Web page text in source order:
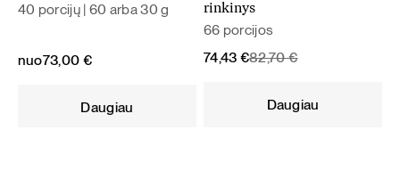
40 porcijų | 60 arba 30 g
nuo73,00 €
Daugiau
rinkinys
66 porcijos
82,70€
Original
74,43 €
Current
Daugiau